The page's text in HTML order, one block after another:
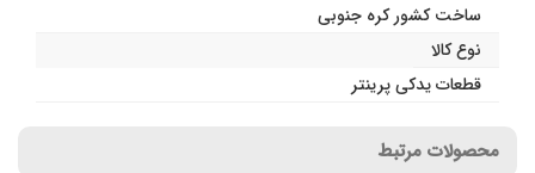
ساخت کشور کره جنوبی
نوع کالا
قطعات یدکی پرینتر
محصولات مرتبط